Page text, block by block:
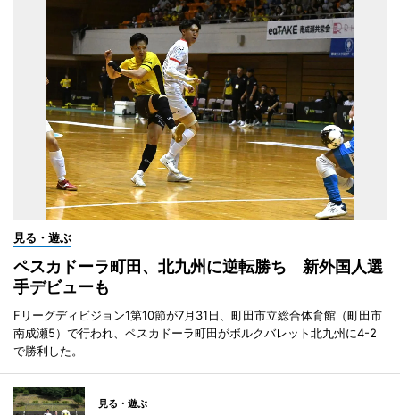
見る・遊ぶ
ペスカドーラ町田、北九州に逆転勝ち 新外国人選
手デビューも
Fリーグディビジョン1第10節が7月31日、町田市立総合体育館（町田市
南成瀬5）で行われ、ペスカドーラ町田がボルクバレット北九州に4-2
で勝利した。
見る・遊ぶ